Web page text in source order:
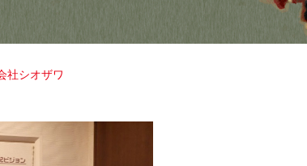
社シオザワ